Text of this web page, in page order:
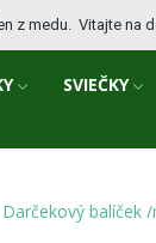
z medu. Vitajte na
SVIEČKY
Darčekový balíček